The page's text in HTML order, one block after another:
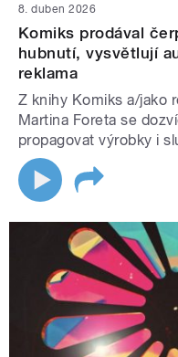
8. duben 2026
Komiks prodával
hubnutí, vysvětlují
reklama
Z knihy Komiks a/jako
Martina Foreta se
propagovat výrobky i